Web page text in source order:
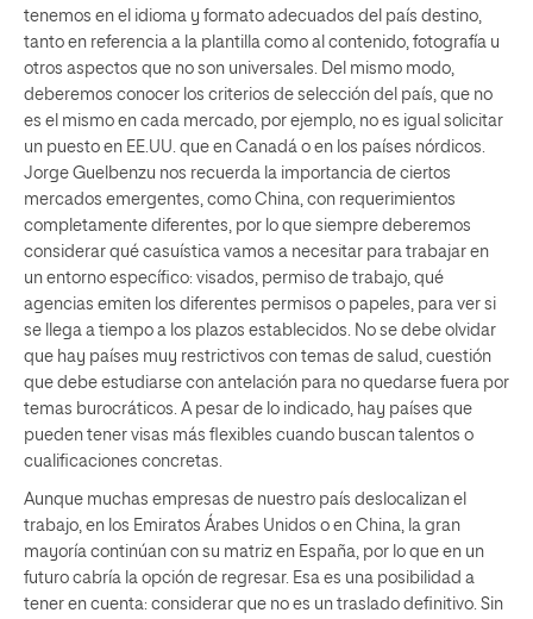
tenemos en el idioma y formato adecuados del país destino,
tanto en referencia a la plantilla como al contenido, fotografía u
otros aspectos que no son universales. Del mismo modo,
deberemos conocer los criterios de selección del país, que no
es el mismo en cada mercado, por ejemplo, no es igual solicitar
un puesto en EE.UU. que en Canadá o en los países nórdicos.
Jorge Guelbenzu nos recuerda la importancia de ciertos
mercados emergentes, como China, con requerimientos
completamente diferentes, por lo que siempre deberemos
considerar qué casuística vamos a necesitar para trabajar en
un entorno específico: visados, permiso de trabajo, qué
agencias emiten los diferentes permisos o papeles, para ver si
se llega a tiempo a los plazos establecidos. No se debe olvidar
que hay países muy restrictivos con temas de salud, cuestión
que debe estudiarse con antelación para no quedarse fuera por
temas burocráticos. A pesar de lo indicado, hay países que
pueden tener visas más flexibles cuando buscan talentos o
cualificaciones concretas.
Aunque muchas empresas de nuestro país deslocalizan el
trabajo, en los Emiratos Árabes Unidos o en China, la gran
mayoría continúan con su matriz en España, por lo que en un
futuro cabría la opción de regresar. Esa es una posibilidad a
tener en cuenta: considerar que no es un traslado definitivo. Sin